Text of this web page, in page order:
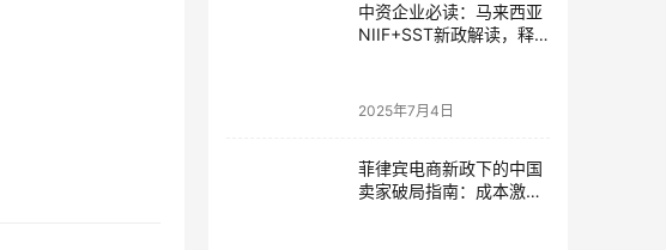
中资企业必读：马来西亚
NIIF+SST新政解读，释
2025年7月4日
菲律宾电商新政下的中国
卖家破局指南：成本激增